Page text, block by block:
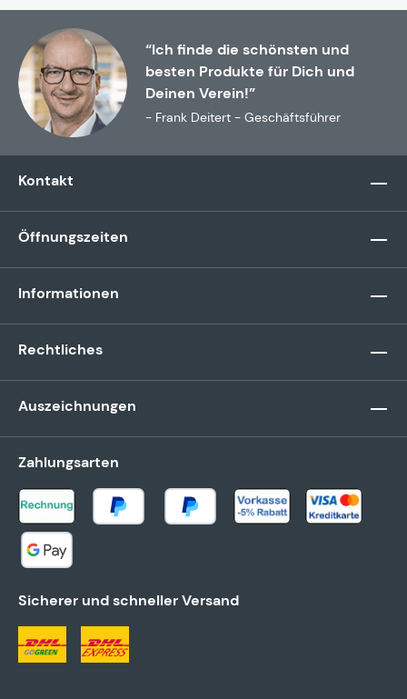
“Ich finde die schönsten und
besten Produkte für Dich und
Deinen Verein!”
- Frank Deitert - Geschäftsführer
Kontakt
Öffnungszeiten
Informationen
Rechtliches
Auszeichnungen
Zahlungsarten
Sicherer und schneller Versand